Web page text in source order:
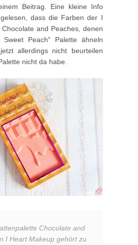
Beitrag. Eine kleine Info
dass die Farben der I
and Peaches, denen
Peach" Palette ähneln
allerdings nicht beurteilen
nicht da habe.
Chocolate and
I Heart Makeup gehört zu